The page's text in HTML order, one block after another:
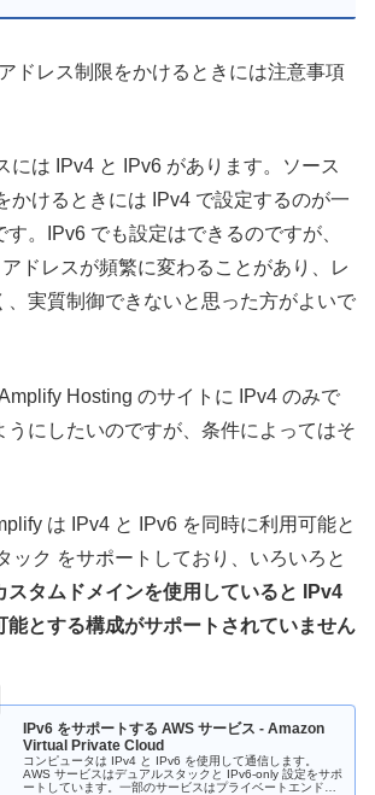
ドレス制限をかけるときには注意事項
には IPv4 と IPv6 があります。ソース
かけるときには IPv4 で設定するのが一
。IPv6 でも設定はできるのですが、
アドレスが頻繁に変わることがあり、レ
、実質制御できないと思った方がよいで
Hosting のサイトに IPv4 のみで
うにしたいのですが、条件によってはそ
は IPv4 と IPv6 を同時に利用可能と
ック をサポートしており、いろいろと
スタムドメインを使用していると IPv4
能とする構成がサポートされていません
IPv6 をサポートする AWS サービス - Amazon
Virtual Private Cloud
コンピュータは IPv4 と IPv6 を使用して通信します。
AWS サービスはデュアルスタックと IPv6-only 設定をサポ
ートしています。一部のサービスはプライベートエンドポ